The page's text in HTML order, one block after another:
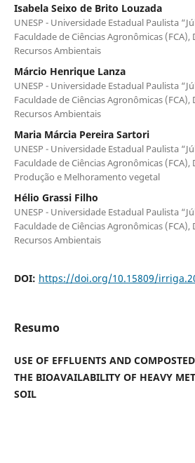
Isabela Seixo de Brito Louzada
UNESP - Universidade Estadual Paulista
Faculdade de Ciências Agronômicas
Recursos Ambientais
Márcio Henrique Lanza
UNESP - Universidade Estadual Paulista
Faculdade de Ciências Agronômicas
Recursos Ambientais
Maria Márcia Pereira Sartori
UNESP - Universidade Estadual Paulista
Faculdade de Ciências Agronômicas
Produção e Melhoramento vegetal
Hélio Grassi Filho
UNESP - Universidade Estadual Paulista
Faculdade de Ciências Agronômicas
Recursos Ambientais
DOI: https://doi.org/10.15809/
Resumo
USE OF EFFLUENTS AND
THE BIOAVAILABILITY OF HEAVY
SOIL